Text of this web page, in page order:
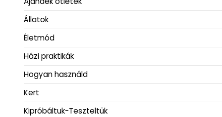
Állatok
Életmód
Házi praktikák
Hogyan használd
Kert
Kipróbáltuk-Teszteltük